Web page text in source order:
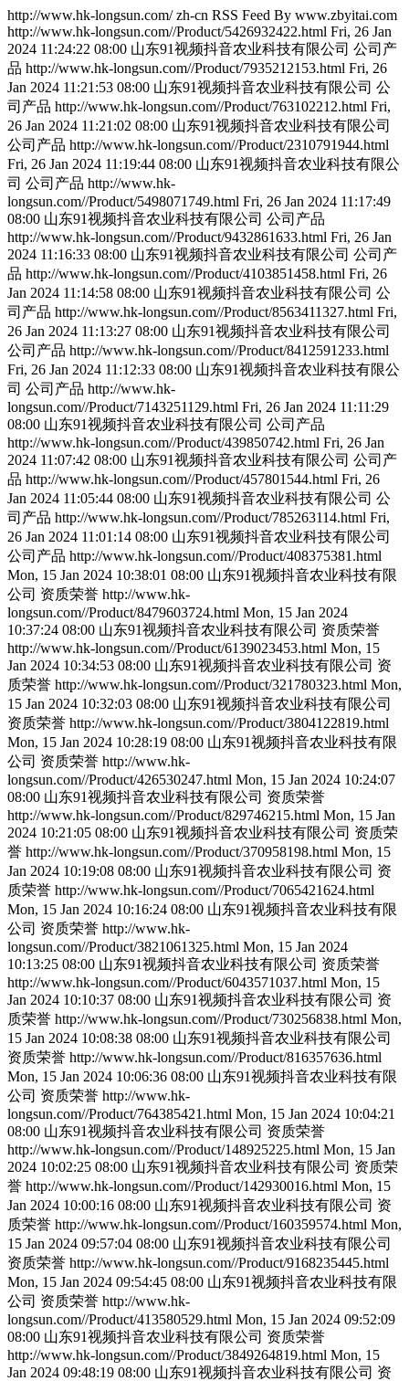
http://www.hk-longsun.com/zh-cn RSS Feed By www.zbyitai.com
http://www.hk-longsun.com//Product/5426932422.html Fri, 26 Jan
2024 11:24:22 08:00 山东91视频抖音农业科技有限公司 公司产
品 http://www.hk-longsun.com//Product/7935212153.html Fri, 26
Jan 2024 11:21:53 08:00 山东91视频抖音农业科技有限公司 公
司产品 http://www.hk-longsun.com//Product/763102212.html Fri,
26 Jan 2024 11:21:02 08:00 山东91视频抖音农业科技有限公司
公司产品 http://www.hk-longsun.com//Product/2310791944.html
Fri, 26 Jan 2024 11:19:44 08:00 山东91视频抖音农业科技有限公
司 公司产品 http://www.hk-
longsun.com//Product/5498071749.html Fri, 26 Jan 2024 11:17:49
08:00 山东91视频抖音农业科技有限公司 公司产品
http://www.hk-longsun.com//Product/9432861633.html Fri, 26 Jan
2024 11:16:33 08:00 山东91视频抖音农业科技有限公司 公司产
品 http://www.hk-longsun.com//Product/4103851458.html Fri, 26
Jan 2024 11:14:58 08:00 山东91视频抖音农业科技有限公司 公
司产品 http://www.hk-longsun.com//Product/8563411327.html Fri,
26 Jan 2024 11:13:27 08:00 山东91视频抖音农业科技有限公司
公司产品 http://www.hk-longsun.com//Product/8412591233.html
Fri, 26 Jan 2024 11:12:33 08:00 山东91视频抖音农业科技有限公
司 公司产品 http://www.hk-
longsun.com//Product/7143251129.html Fri, 26 Jan 2024 11:11:29
08:00 山东91视频抖音农业科技有限公司 公司产品
http://www.hk-longsun.com//Product/439850742.html Fri, 26 Jan
2024 11:07:42 08:00 山东91视频抖音农业科技有限公司 公司产
品 http://www.hk-longsun.com//Product/457801544.html Fri, 26
Jan 2024 11:05:44 08:00 山东91视频抖音农业科技有限公司 公
司产品 http://www.hk-longsun.com//Product/785263114.html Fri,
26 Jan 2024 11:01:14 08:00 山东91视频抖音农业科技有限公司
公司产品 http://www.hk-longsun.com//Product/408375381.html
Mon, 15 Jan 2024 10:38:01 08:00 山东91视频抖音农业科技有限
公司 资质荣誉 http://www.hk-
longsun.com//Product/8479603724.html Mon, 15 Jan 2024
10:37:24 08:00 山东91视频抖音农业科技有限公司 资质荣誉
http://www.hk-longsun.com//Product/6139023453.html Mon, 15
Jan 2024 10:34:53 08:00 山东91视频抖音农业科技有限公司 资
质荣誉 http://www.hk-longsun.com//Product/321780323.html Mon,
15 Jan 2024 10:32:03 08:00 山东91视频抖音农业科技有限公司
资质荣誉 http://www.hk-longsun.com//Product/3804122819.html
Mon, 15 Jan 2024 10:28:19 08:00 山东91视频抖音农业科技有限
公司 资质荣誉 http://www.hk-
longsun.com//Product/426530247.html Mon, 15 Jan 2024 10:24:07
08:00 山东91视频抖音农业科技有限公司 资质荣誉
http://www.hk-longsun.com//Product/829746215.html Mon, 15 Jan
2024 10:21:05 08:00 山东91视频抖音农业科技有限公司 资质荣
誉 http://www.hk-longsun.com//Product/370958198.html Mon, 15
Jan 2024 10:19:08 08:00 山东91视频抖音农业科技有限公司 资
质荣誉 http://www.hk-longsun.com//Product/7065421624.html
Mon, 15 Jan 2024 10:16:24 08:00 山东91视频抖音农业科技有限
公司 资质荣誉 http://www.hk-
longsun.com//Product/3821061325.html Mon, 15 Jan 2024
10:13:25 08:00 山东91视频抖音农业科技有限公司 资质荣誉
http://www.hk-longsun.com//Product/6043571037.html Mon, 15
Jan 2024 10:10:37 08:00 山东91视频抖音农业科技有限公司 资
质荣誉 http://www.hk-longsun.com//Product/730256838.html Mon,
15 Jan 2024 10:08:38 08:00 山东91视频抖音农业科技有限公司
资质荣誉 http://www.hk-longsun.com//Product/816357636.html
Mon, 15 Jan 2024 10:06:36 08:00 山东91视频抖音农业科技有限
公司 资质荣誉 http://www.hk-
longsun.com//Product/764385421.html Mon, 15 Jan 2024 10:04:21
08:00 山东91视频抖音农业科技有限公司 资质荣誉
http://www.hk-longsun.com//Product/148925225.html Mon, 15 Jan
2024 10:02:25 08:00 山东91视频抖音农业科技有限公司 资质荣
誉 http://www.hk-longsun.com//Product/142930016.html Mon, 15
Jan 2024 10:00:16 08:00 山东91视频抖音农业科技有限公司 资
质荣誉 http://www.hk-longsun.com//Product/160359574.html Mon,
15 Jan 2024 09:57:04 08:00 山东91视频抖音农业科技有限公司
资质荣誉 http://www.hk-longsun.com//Product/9168235445.html
Mon, 15 Jan 2024 09:54:45 08:00 山东91视频抖音农业科技有限
公司 资质荣誉 http://www.hk-
longsun.com//Product/413580529.html Mon, 15 Jan 2024 09:52:09
08:00 山东91视频抖音农业科技有限公司 资质荣誉
http://www.hk-longsun.com//Product/3849264819.html Mon, 15
Jan 2024 09:48:19 08:00 山东91视频抖音农业科技有限公司 资